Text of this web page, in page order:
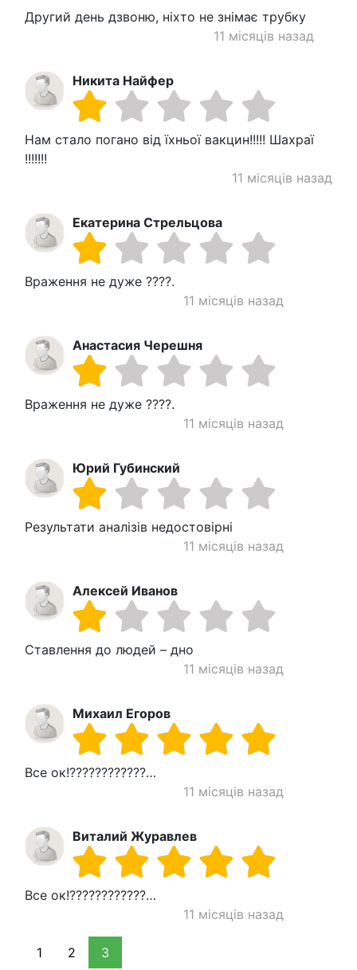
Другий день дзвоню, ніхто не знімає трубку
11 місяців назад
Никита Найфер
Нам стало погано від їхньої вакцин!!!!! Шахраї
!!!!!!!
11 місяців назад
Екатерина Стрельцова
Враження не дуже ????.
11 місяців назад
Анастасия Черешня
Враження не дуже ????.
11 місяців назад
Юрий Губинский
Результати аналізів недостовірні
11 місяців назад
Алексей Иванов
Ставлення до людей – дно
11 місяців назад
Михаил Егоров
Все ок!????????????…
11 місяців назад
Виталий Журавлев
Все ок!????????????…
11 місяців назад
1 2 3